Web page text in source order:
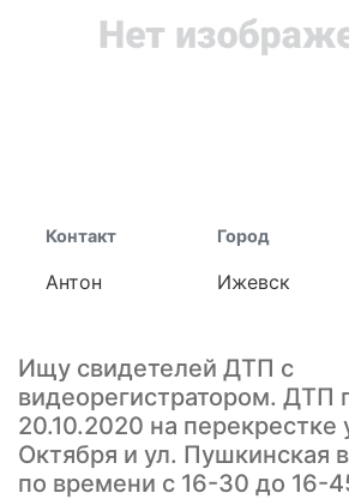
Контакт
Антон
Город
Ижевск
Ищу свидетелей ДТП с
видеорегистратором. ДТП
20.10.2020 на перекрестке
Октября и ул. Пушкинская
по времени с 16-30 до 16-